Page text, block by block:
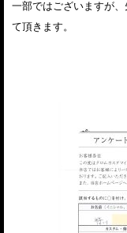
一部ではございますが
て頂きます。